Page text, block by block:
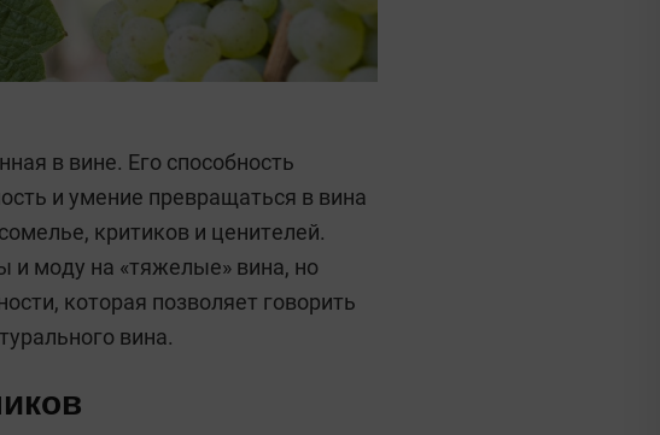
в вине. Его способность
и умение превращаться в вина
критиков и ценителей.
моду на «тяжелые» вина, но
которая позволяет говорить
вина.